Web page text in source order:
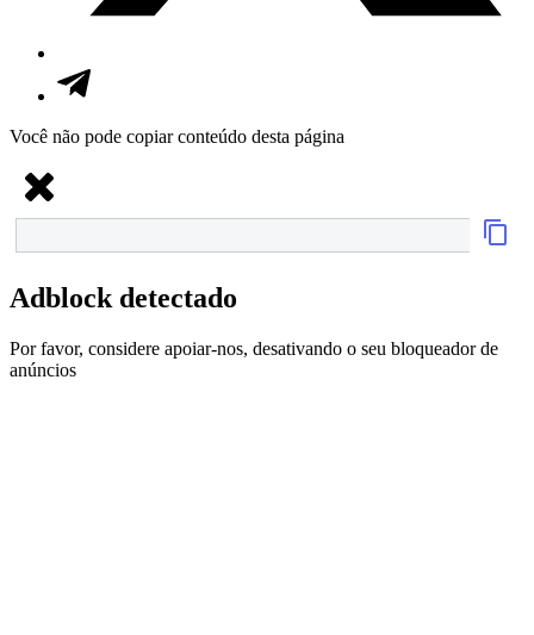
Você não pode copiar conteúdo desta página
Adblock detectado
Por favor, considere apoiar-nos, desativando o seu bloqueador de
anúncios